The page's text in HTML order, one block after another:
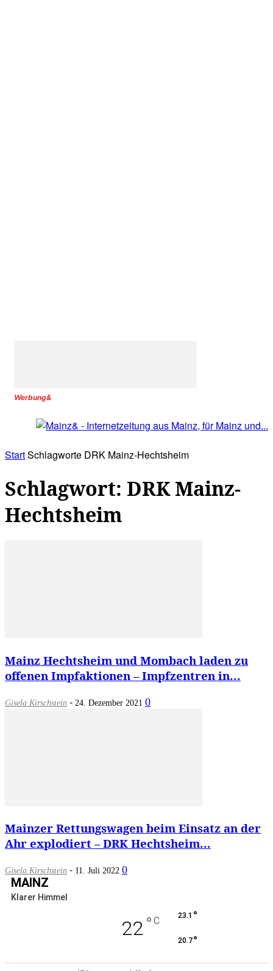
Werbung&
StartSchlagworte DRK Mainz-Hechtsheim
Schlagwort: DRK Mainz-
Hechtsheim
Mainz Hechtsheim und Mombach laden zu
offenen Impfaktionen – Impfzentren in...
Gisela Kirschstein - 24. Dezember 2021 0
Mainzer Rettungswagen beim Einsatz an der
Ahr explodiert – DRK Hechtsheim...
Gisela Kirschstein - 11. Juli 2022 0
MAINZ
Klarer Himmel
22 ° C 23.1 °
20.7°